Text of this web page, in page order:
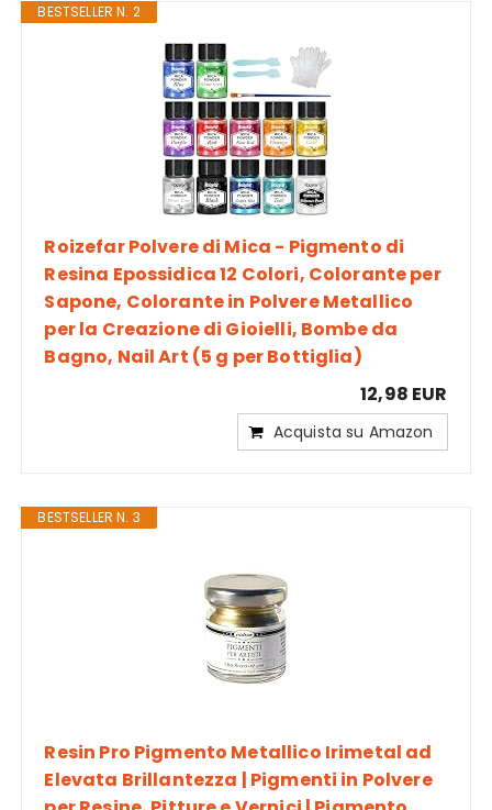
BESTSELLER N. 2
Roizefar Polvere di Mica - Pigmento di
Resina Epossidica 12 Colori, Colorante per
Sapone, Colorante in Polvere Metallico
per la Creazione di Gioielli, Bombe da
Bagno, Nail Art (5 g per Bottiglia)
12,98 EUR
Acquista su Amazon
BESTSELLER N. 3
Resin Pro Pigmento Metallico Irimetal ad
Elevata Brillantezza | Pigmenti in Polvere